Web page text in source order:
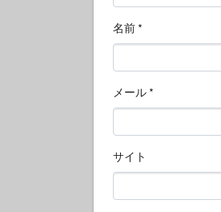
名前 *
メール *
サイト